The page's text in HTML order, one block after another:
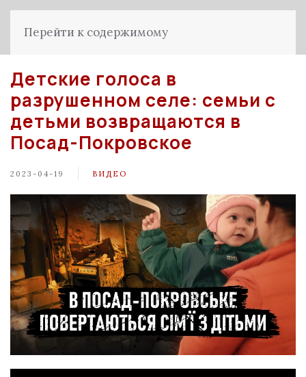
Перейти к содержимому
Детские голоса в
разрушенном селе: семьи с
детьми возвращаются в
Посад-Покровское
2023-04-19 ВИДЕО